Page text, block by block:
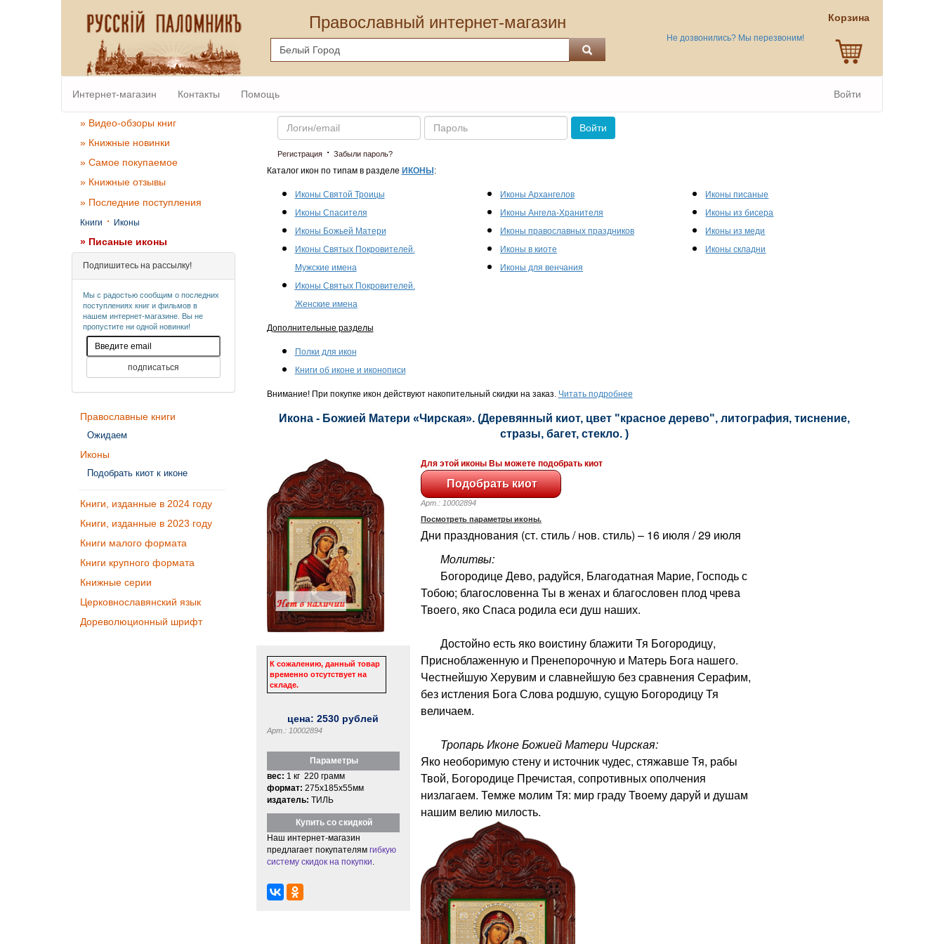
Православный интернет-магазин
Не дозвонились? Мы перезвоним!
Корзина
Интернет-магазин Контакты Помощь Войти
» Видео-обзоры книг
» Книжные новинки
» Самое покупаемое
» Книжные отзывы
» Последние поступления
Книги · Иконы
» Писаные иконы
Подпишитесь на рассылку!
Мы с радостью сообщим о последних
поступлениях книг и фильмов в
нашем интернет-магазине. Вы не
пропустите ни одной новинки!
Православные книги
Ожидаем
Иконы
Подобрать киот к иконе
Книги, изданные в 2024 году
Книги, изданные в 2023 году
Книги малого формата
Книги крупного формата
Книжные серии
Церковнославянский язык
Дореволюционный шрифт
Email Пароль
Войти
Регистрация· Забыли пароль?
Каталог икон по типам в разделе ИКОНЫ :
Иконы Святой Троицы
Иконы Спасителя
Иконы Божьей Матери
Иконы Святых Покровителей.
Мужские имена
Иконы Святых Покровителей.
Женские имена
Иконы Архангелов
Иконы Ангела-Хранителя
Иконы православных праздников
Иконы в киоте
Иконы для венчания
Иконы писаные
Иконы из бисера
Иконы из меди
Иконы складни
Дополнительные разделы
Полки для икон
Книги об иконе и иконописи
Внимание! При покупке икон действуют накопительный скидки на заказ. Читать подробнее
Икона - Божией Матери «Чирская». (Деревянный киот, цвет "красное дерево", литография, тиснение,
стразы, багет, стекло. )
К сожалению, данный товар
временно отсутствует на
складе.
цена:2530 рублей
Арт.: 10002894
Параметры
вес: 1 кг 220 грамм
формат: 275x185x55мм
издатель: ТИЛЬ
Купить со скидкой
Наш интернет-магазин
предлагает покупателям гибкую
систему скидок на покупки
Для этой иконы Вы можете подобрать киот
Арт.: 10002894
Посмотреть параметры иконы.
Дни празднования (ст. стиль / нов. стиль) – 16 июля / 29 июля
Молитвы:
Богородице Дево, радуйся, Благодатная Марие, Господь с
Тобою; благословенна Ты в женах и благословен плод чрева
Твоего, яко Спаса родила еси душ наших.
Достойно есть яко воистину блажити Тя Богородицу,
Присноблаженную и Пренепорочную и Матерь Бога нашего.
Честнейшую Херувим и славнейшую без сравнения Серафим,
без истления Бога Слова родшую, сущую Богородицу Тя
величаем.
Тропарь Иконе Божией Матери Чирская:
Яко необоримую стену и источник чудес, стяжавше Тя, рабы
Твой, Богородице Пречистая, сопротивных ополчения
низлагаем. Темже молим Тя: мир граду Твоему даруй и душам
нашим велию милость.